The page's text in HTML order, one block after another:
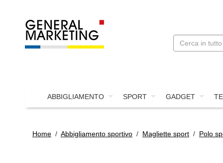
ABBIGLIAMENTO SPORT GADGET
Home / Abbigliamento sportivo / Magliette sport / Polo